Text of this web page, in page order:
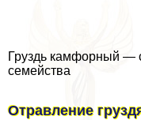
Груздь камфорный —
семейства
Отравление